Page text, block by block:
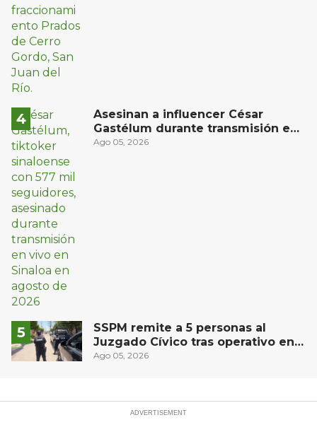
Asesinan a influencer César
Gastélum durante transmisión en
vivo en Sinaloa
Ago 05, 2026
SSPM remite a 5 personas al
Juzgado Cívico tras operativo en
San Juan del Río
Ago 05, 2026